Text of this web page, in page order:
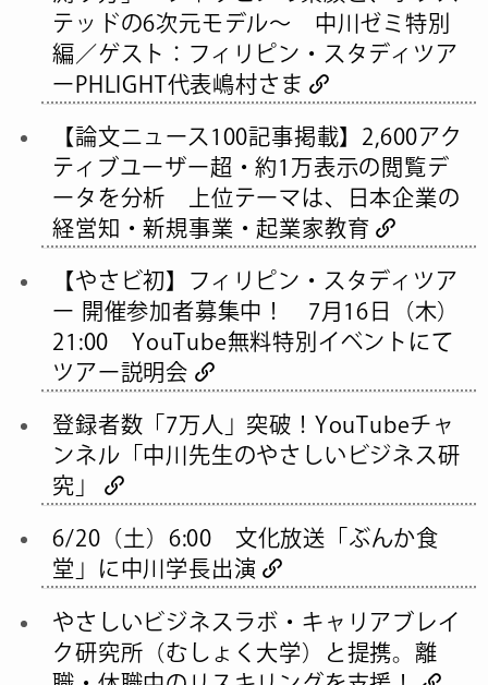
テッドの6次元モデル〜 中川ゼミ特別
編／ゲスト：フィリピン・スタディツア
ーPHLIGHT代表嶋村さま
【論文ニュース100記事掲載】2,600アク
ティブユーザー超・約1万表示の閲覧デ
ータを分析 上位テーマは、日本企業の
経営知・新規事業・起業家教育
【やさビ初】フィリピン・スタディツア
ー 開催参加者募集中！ 7月16日（木）
21:00 YouTube無料特別イベントにて
ツアー説明会
登録者数「7万人」突破！YouTubeチャ
ンネル「中川先生のやさしいビジネス研
究」
6/20（土）6:00 文化放送「ぶんか食
堂」に中川学長出演
やさしいビジネスラボ・キャリアブレイ
ク研究所（むしょく大学）と提携。離